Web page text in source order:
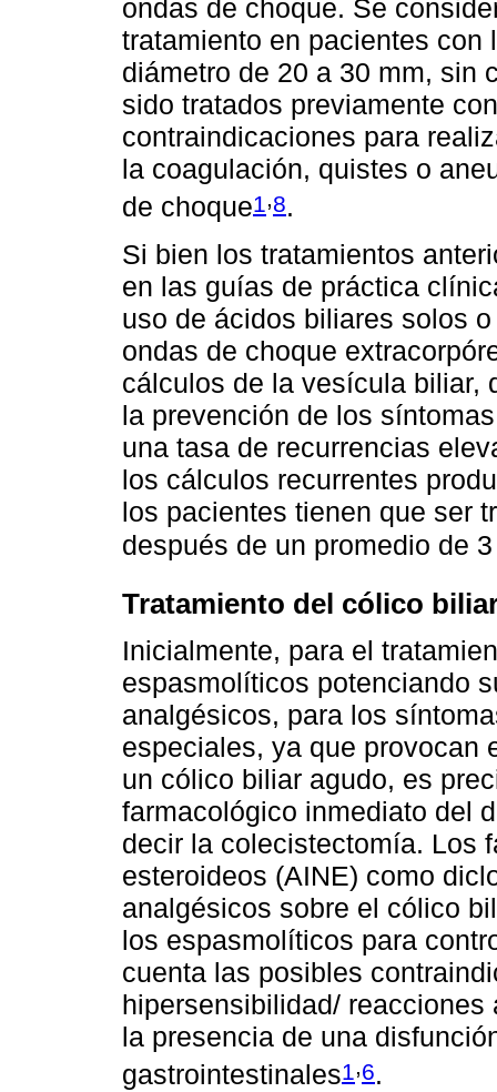
ondas de choque. Se
tratamiento en pacientes
diámetro de 20 a 30 mm, sin
sido tratados previamente
contraindicaciones para
la coagulación, quistes o
de choque1 ,8.
Si bien los tratamientos
en las guías de práctica
uso de ácidos biliares solos
ondas de choque
cálculos de la vesícula biliar,
la prevención de los
una tasa de recurrencias
los cálculos recurrentes
los pacientes tienen que ser
después de un promedio de
Tratamiento del cólico
Inicialmente, para el
espasmolíticos potenciando
analgésicos, para los
especiales, ya que provocan
un cólico biliar agudo, es
farmacológico inmediato del
decir la colecistectomía. Los
esteroideos (AINE) como
analgésicos sobre el cólico
los espasmolíticos para
cuenta las posibles
hipersensibilidad/
la presencia de una
gastrointestinales1 ,6.